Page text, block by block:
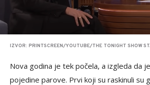
IZVOR: PRINTSCREEN/YOUTUBE/THE TONIGHT SHOW
Nova godina je tek počela, a izgleda da
pojedine parove. Prvi koji su raskinuli su